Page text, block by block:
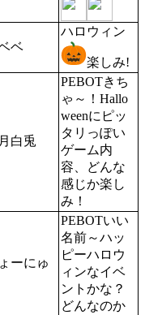
ベ
ハロウィン
楽しみ!
白兎
PEBOTきち
ゃ～！Hallo
weenにピッ
タリっぽい
ゲーム内
容、どんな
感じか楽し
み！
ーにゅ
PEBOTいい
名前～ハッ
ピーハロウ
ィンなイベ
ントかな？
どんなのか